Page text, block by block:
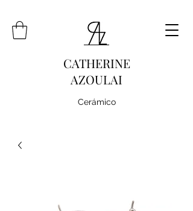
CATHERINE
AZOULAI
Cerámico